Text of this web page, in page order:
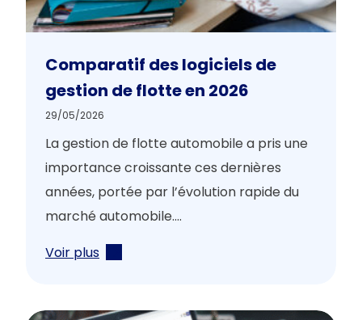
Comparatif des logiciels de
gestion de flotte en 2026
29/05/2026
La gestion de flotte automobile a pris une
importance croissante ces dernières
années, portée par l’évolution rapide du
marché automobile....
Voir plus